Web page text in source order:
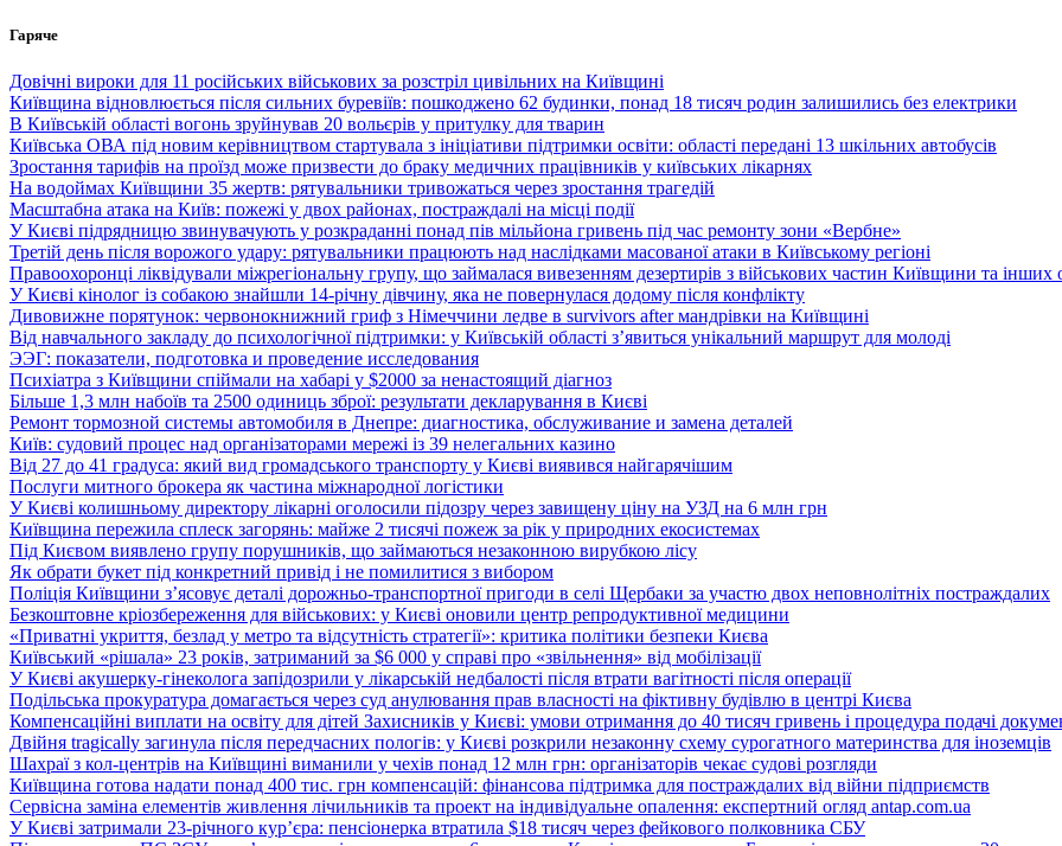
Перейти
вмісту
Гаряче
Довічні вироки для 11 російських військових за розстріл цивільних на Київщині
Київщина відновлюється після сильних буревіїв: пошкоджено 62 будинки, понад 18 тисяч родин залишились без електрики
В Київській області вогонь зруйнував 20 вольєрів у притулку для тварин
Київська ОВА під новим керівництвом стартувала з ініціативи підтримки освіти: області передані 13 шкільних автобусів
Зростання тарифів на проїзд може призвести до браку медичних працівників у київських лікарнях
На водоймах Київщини 35 жертв: рятувальники тривожаться через зростання трагедій
Масштабна атака на Київ: пожежі у двох районах, постраждалі на місці події
У Києві підрядницю звинувачують у розкраданні понад пів мільйона гривень під час ремонту зони «Вербне»
Третій день після ворожого удару: рятувальники працюють над наслідками масованої атаки в Київському регіоні
Правоохоронці ліквідували міжрегіональну групу, що займалася вивезенням дезертирів з військових частин Київщини та інших
У Києві кінолог із собакою знайшли 14-річну дівчину, яка не повернулася додому після конфлікту
Дивовижне порятунок: червонокнижний гриф з Німеччини ледве в survivors after мандрівки на Київщині
Від навчального закладу до психологічної підтримки: у Київській області з’явиться унікальний маршрут для молоді
ЭЭГ: показатели, подготовка и проведение исследования
Психіатра з Київщини спіймали на хабарі у $2000 за ненастоящий діагноз
Більше 1,3 млн набоїв та 2500 одиниць зброї: результати декларування в Києві
Ремонт тормозной системы автомобиля в Днепре: диагностика, обслуживание и замена деталей
Київ: судовий процес над організаторами мережі із 39 нелегальних казино
Від 27 до 41 градуса: який вид громадського транспорту у Києві виявився найгарячішим
Послуги митного брокера як частина міжнародної логістики
У Києві колишньому директору лікарні оголосили підозру через завищену ціну на УЗД на 6 млн грн
Київщина пережила сплеск загорянь: майже 2 тисячі пожеж за рік у природних екосистемах
Під Києвом виявлено групу порушників, що займаються незаконною вирубкою лісу
Як обрати букет під конкретний привід і не помилитися з вибором
Поліція Київщини з’ясовує деталі дорожньо-транспортної пригоди в селі Щербаки за участю двох неповнолітніх постраждалих
Безкоштовне кріозбереження для військових: у Києві оновили центр репродуктивної медицини
«Приватні укриття, безлад у метро та відсутність стратегії»: критика політики безпеки Києва
Київський «рішала» 23 років, затриманий за $6 000 у справі про «звільнення» від мобілізації
У Києві акушерку-гінеколога запідозрили у лікарській недбалості після втрати вагітності після операції
Подільська прокуратура домагається через суд анулювання прав власності на фіктивну будівлю в центрі Києва
Компенсаційні виплати на освіту для дітей Захисників у Києві: умови отримання до 40 тисяч гривень і процедура подачі
Двійня tragically загинула після передчасних пологів: у Києві розкрили незаконну схему сурогатного материнства для іноземців
Шахраї з кол-центрів на Київщині виманили у чехів понад 12 млн грн: організаторів чекає судові розгляди
Київщина готова надати понад 400 тис. грн компенсацій: фінансова підтримка для постраждалих від війни підприємств
Сервісна заміна елементів живлення лічильників та проект на індивідуальне опалення: експертний огляд antap.com.ua
У Києві затримали 23-річного кур’єра: пенсіонерка втратила $18 тисяч через фейкового полковника СБУ